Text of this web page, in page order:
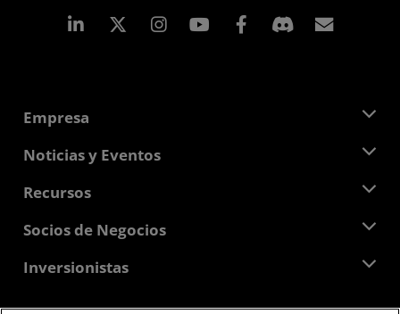
LinkedIn Instagram Facebook
Empresa
Acerca de AMD
Responsabilidad corporativa
Carreras profesionales
Noticias y Eventos
Sala de prensa
Biblioteca multimedia
Recursos
Centro para desarrolladores
Casos de Estudio
Socios de Negocios
Centro para socios de AMD
Programa universitario AMD
Inversionistas